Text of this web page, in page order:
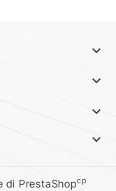




di PrestaShopcp